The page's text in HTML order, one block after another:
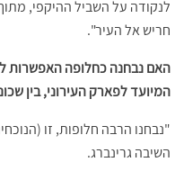
לנקודה על השביל ההיקפי,
חריש אל העיר".
האם נבחנה כחלופה האפשרות
המיועד לפארק העירוני, בין
"נבחנו הרבה חלופות, זו
השיבה גרינברג.